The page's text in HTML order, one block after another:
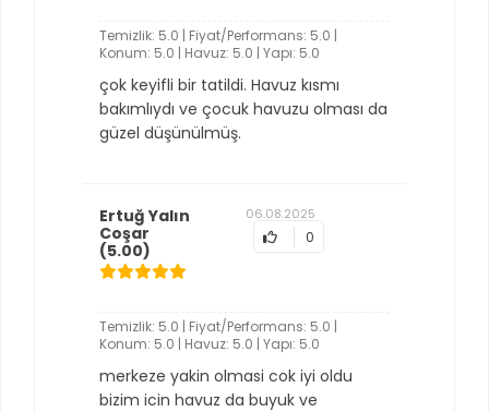
Temizlik: 5.0 | Fiyat/Performans: 5.0 |
Konum: 5.0 | Havuz: 5.0 | Yapı: 5.0
çok keyifli bir tatildi. Havuz kısmı
bakımlıydı ve çocuk havuzu olması da
güzel düşünülmüş.
Ertuğ Yalın
Coşar
(5.00)
06.08.2025
0
Temizlik: 5.0 | Fiyat/Performans: 5.0 |
Konum: 5.0 | Havuz: 5.0 | Yapı: 5.0
merkeze yakin olmasi cok iyi oldu
bizim icin havuz da buyuk ve